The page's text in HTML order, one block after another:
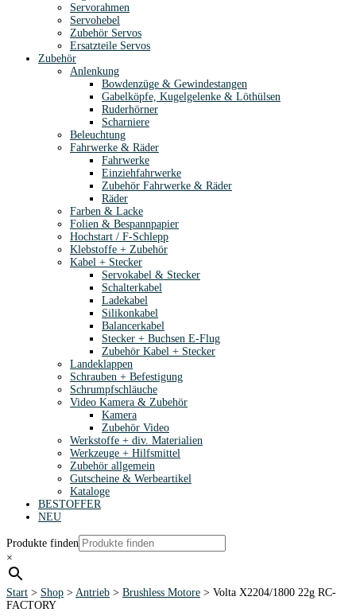
Servorahmen
Servohebel
Zubehör Servos
Ersatzteile Servos
Zubehör
Anlenkung
Bowdenzüge & Gewindestangen
Gabelköpfe, Kugelgelenke & Löthülsen
Ruderhörner
Scharniere
Beleuchtung
Fahrwerke & Räder
Fahrwerke
Einziehfahrwerke
Zubehör Fahrwerke & Räder
Räder
Farben & Lacke
Folien & Bespannpapier
Hochstart / F-Schlepp
Klebstoffe + Zubehör
Kabel + Stecker
Servokabel & Stecker
Schalterkabel
Ladekabel
Silikonkabel
Balancerkabel
Stecker + Buchsen E-Flug
Zubehör Kabel + Stecker
Landeklappen
Schrauben + Befestigung
Schrumpfschläuche
Video Kamera & Zubehör
Kamera
Zubehör Video
Werkstoffe + div. Materialien
Werkzeuge + Hilfsmittel
Zubehör allgemein
Gutscheine & Werbeartikel
Kataloge
BESTOFFER
NEU
Produkte finden
×
Start > Shop > Antrieb > Brushless Motore > Volta X2204/1800 22g RC-
FACTORY